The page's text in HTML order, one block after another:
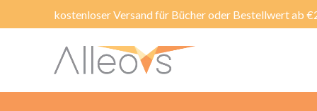
kostenloser Versand für Bücher oder Bestellwert ab